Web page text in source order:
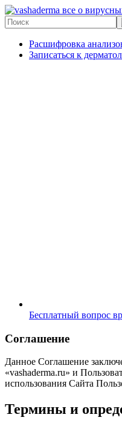
все о
Расшифровка
Записаться к
Бесплатный вопрос
Соглашение
Данное Соглашение
«vashaderma.ru» и
использования Сайта
Термины и